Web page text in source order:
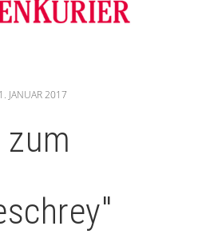
JANUAR 2017